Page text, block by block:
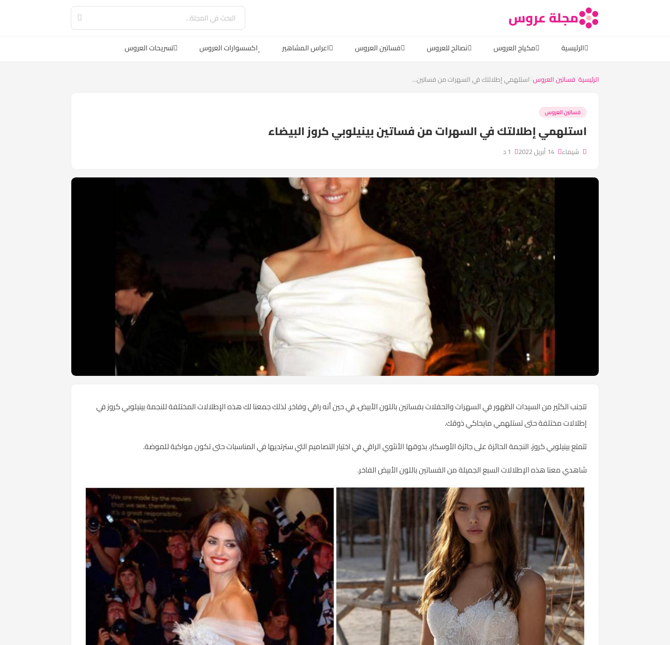
مجلة عروس
الرئيسية مكياج العروس نصائح للعروس فساتين العروس اعراس المشاهير اكسسوارات العروس تسريحات العروس
الرئيسية فساتين العروس استلهمي إطلالتك في السهرات من فساتين...
فساتين العروس
استلهمي إطلالتك في السهرات من فساتين بينيلوبي كروز البيضاء
شيماء
تتجنب الكثير من السيدات الظهور في السهرات والحفلات بفساتين باللون الأبيض، في حين أنه راقي وفاخر. لذلك جمعنا لك هذه الإطلالات المختلفة للنجمة بينيلوبي كروز في
إطلالات مختلفة حتى تستلهمي مايحاكي ذوقك.
تتمتع بينيلوبي كروز، النجمة الحائزة على جائزة الأوسكار، بذوقها الأنثوي الراقي في اختيار التصاميم التي سترتديها في المناسبات حتى تكون مواكبة للموضة.
شاهدي معنا هذه الإطلالات السبع الجميلة من الفساتين باللون الأبيض الفاخر.